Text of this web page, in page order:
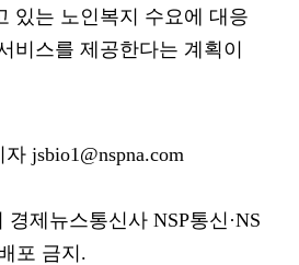
있는 노인복지 수요에 대응
비스를 제공한다는 계획이
jsbio1@nspna.com
제뉴스통신사 NSP통신·NS
포 금지.